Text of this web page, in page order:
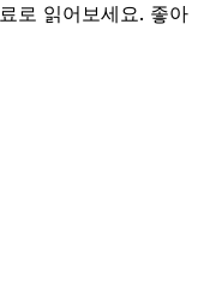
로 읽어보세요. 좋아